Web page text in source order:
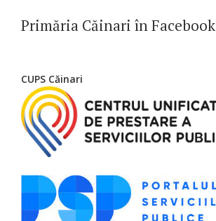
Primăria Căinari în Facebook
CUPS Căinari